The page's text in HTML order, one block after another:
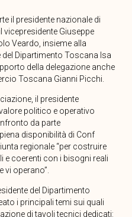
il presidente nazionale di
vicepresidente Giuseppe
Veardo, insieme alla
del Dipartimento Toscana Isa
della delegazione anche
Toscana Gianni Picchi.
il presidente
politico e operativo
da parte
disponibilità di Conf
regionale “per costruire
e coerenti con i bisogni reali
vi operano”.
del Dipartimento
i principali temi sui quali
di tavoli tecnici dedicati: